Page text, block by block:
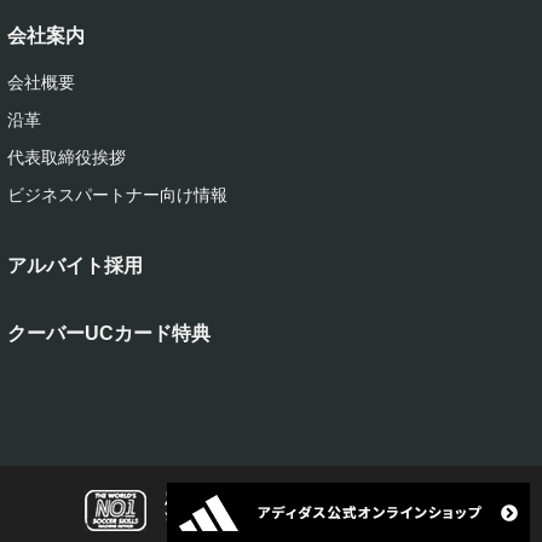
会社案内
会社概要
沿革
代表取締役挨拶
ビジネスパートナー向け情報
アルバイト採用
クーバーUCカード特典